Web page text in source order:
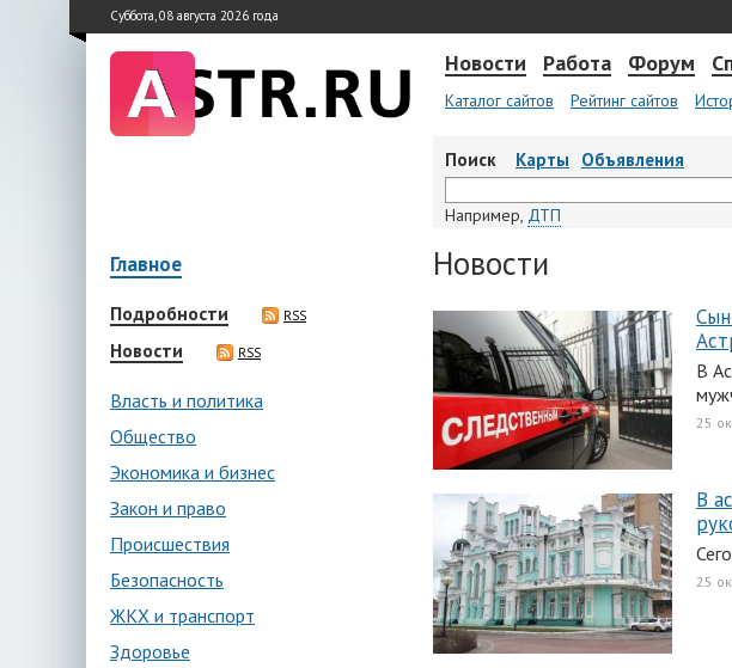
Суббота, 08 августа 2026 года
Новости Работа Форум
Каталог сайтов Рейтинг сайтов
Поиск Карты Объявления
Например, ДТП
Главное
Подробности RSS
Новости RSS
Власть и политика
Общество
Экономика и бизнес
Закон и право
Происшествия
Безопасность
ЖКХ и транспорт
Здоровье
Новости
В
25
В
25